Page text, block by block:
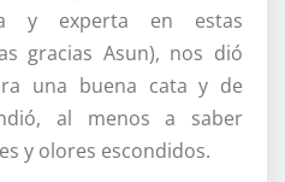
y experta en estas
gracias Asun), nos dió
una buena cata y de
al menos a saber
y olores escondidos.